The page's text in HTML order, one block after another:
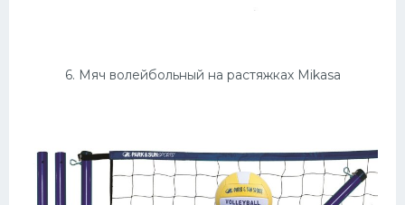
6. Мяч волейбольный на растяжках Mikasa